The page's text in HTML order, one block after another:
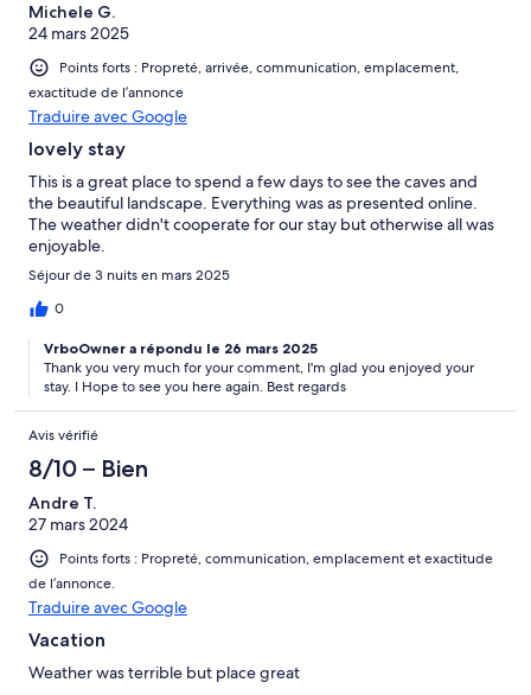
Michele G.
24 mars 2025
Points forts : Propreté, arrivée, communication, emplacement,
exactitude de l’annonce
Traduire avec Google
lovely stay
This is a great place to spend a few days to see the caves and
the beautiful landscape. Everything was as presented online.
The weather didn't cooperate for our stay but otherwise all was
enjoyable.
Séjour de 3 nuits en mars 2025
0
VrboOwner a répondu le 26 mars 2025
Thank you very much for your comment, I'm glad you enjoyed your
stay. I Hope to see you here again. Best regards
Avis vérifié
8/10 – Bien
Andre T.
27 mars 2024
Points forts : Propreté, communication, emplacement et exactitude
de l’annonce.
Traduire avec Google
Vacation
Weather was terrible but place great